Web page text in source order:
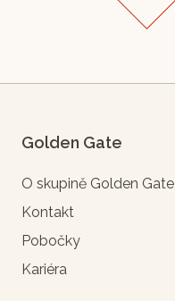
Golden Gate
O skupině Golden Gate
Kontakt
Pobočky
Kariéra